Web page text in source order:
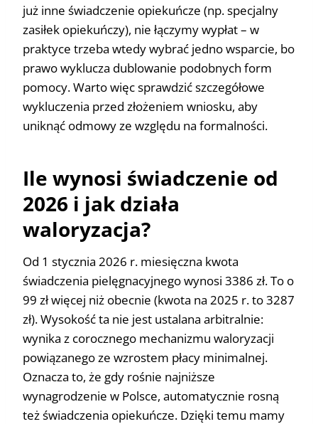
już inne świadczenie opiekuńcze (np. specjalny
zasiłek opiekuńczy), nie łączymy wypłat – w
praktyce trzeba wtedy wybrać jedno wsparcie, bo
prawo wyklucza dublowanie podobnych form
pomocy. Warto więc sprawdzić szczegółowe
wykluczenia przed złożeniem wniosku, aby
uniknąć odmowy ze względu na formalności.
Ile wynosi świadczenie od
2026 i jak działa
waloryzacja?
Od 1 stycznia 2026 r. miesięczna kwota
świadczenia pielęgnacyjnego wynosi 3386 zł. To o
99 zł więcej niż obecnie (kwota na 2025 r. to 3287
zł). Wysokość ta nie jest ustalana arbitralnie:
wynika z corocznego mechanizmu waloryzacji
powiązanego ze wzrostem płacy minimalnej.
Oznacza to, że gdy rośnie najniższe
wynagrodzenie w Polsce, automatycznie rosną
też świadczenia opiekuńcze. Dzięki temu mamy